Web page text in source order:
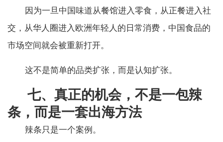
因为一旦中国味道从餐馆进入零食，从正餐进入社
交，从华人圈进入欧洲年轻人的日常消费，中国食品的
市场空间就会被重新打开。
这不是简单的品类扩张，而是认知扩张。
七、真正的机会，不是一包辣
条，而是一套出海方法
辣条只是一个案例。